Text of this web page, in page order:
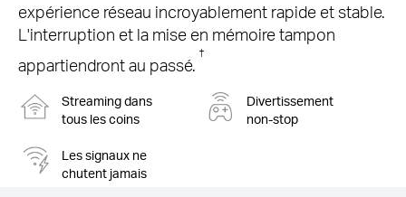
expérience réseau incroyablement rapide et stable.
L'interruption et la mise en mémoire tampon
appartiendront au passé.
†
Streaming dans
tous les coins
Divertissement
non-stop
Les signaux ne
chutent jamais